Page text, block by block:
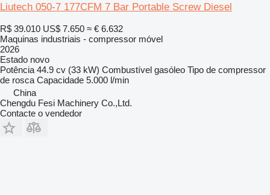
Liutech 050-7 177CFM 7 Bar Portable Screw Diesel
R$ 39.010 US$ 7.650 ≈ € 6.632
Maquinas industriais - compressor móvel
2026
Estado novo
Potência 44.9 cv (33 kW) Combustível gasóleo Tipo de compressor
de rosca Capacidade 5.000 l/min
China
Chengdu Fesi Machinery Co.,Ltd.
Contacte o vendedor